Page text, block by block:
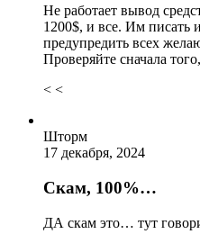
Не работает вывод
1200$, и все. Им писать
предупредить всех
Проверяйте сначала
< <
Шторм
17 декабря, 2024
Скам, 100%…
ДА скам это… тут